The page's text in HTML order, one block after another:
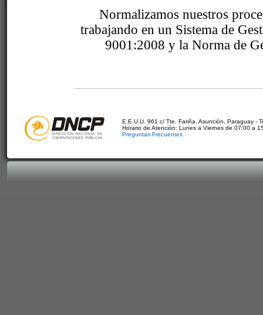
Normalizamos nuestros
trabajando en un Sistema de
9001:2008 y la Norma de
E.E.U.U. 961 c/ Tte. Fariña. Asunción, Paraguay -
Horario de Atención: Lunes a Viernes de 07:00 a
Preguntas Frecuentes